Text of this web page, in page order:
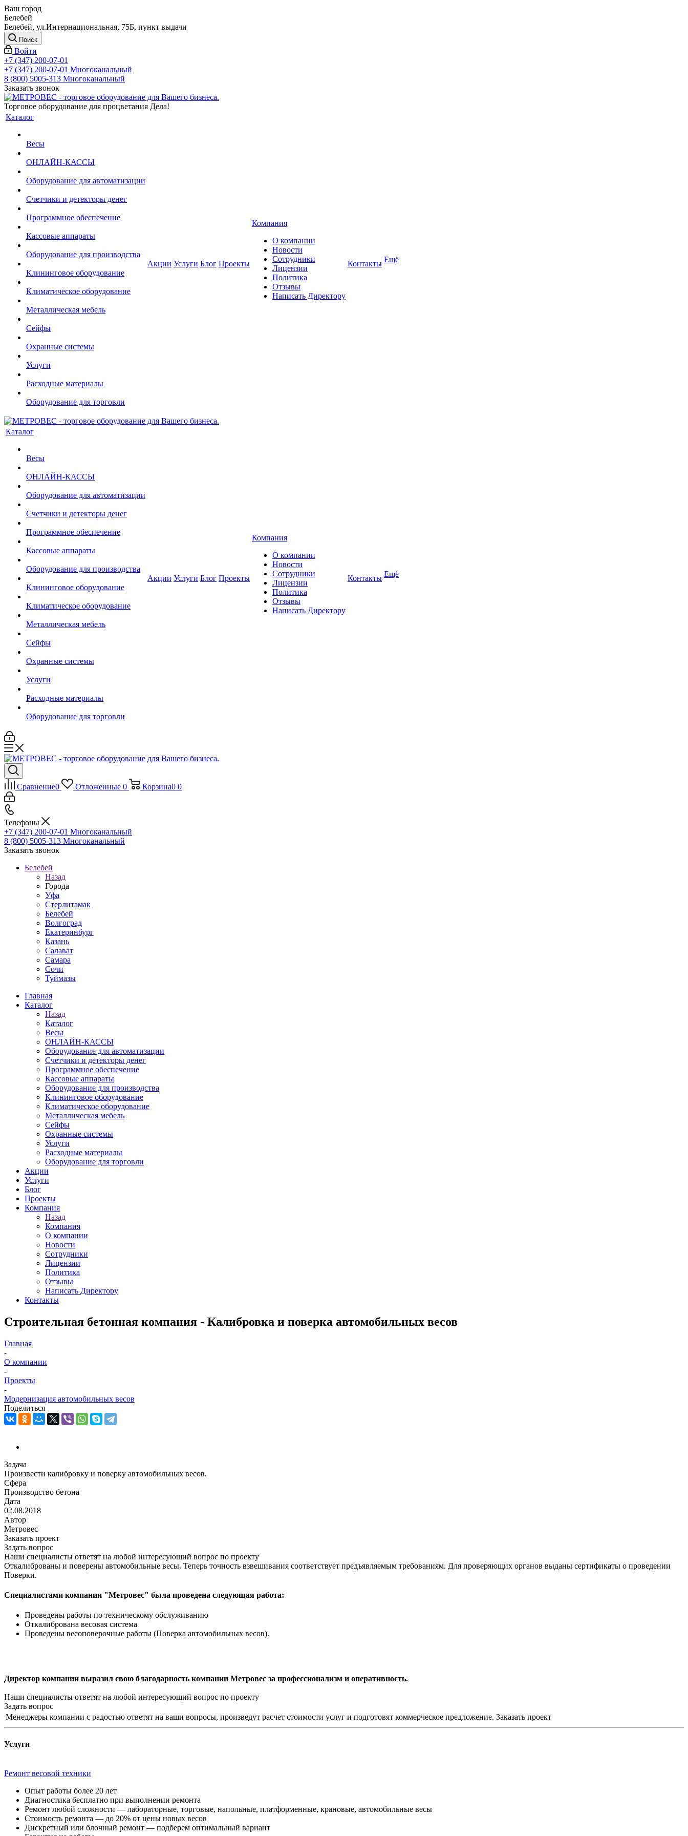
Ваш город
Белебей
Белебей, ул.Интернациональная, 75Б, пункт выдачи
Поиск
Войти
+7 (347) 200-07-01
+7 (347) 200-07-01 Многоканальный
8 (800) 5005-313 Многоканальный
Заказать звонок
Торговое оборудование для процветания Дела!
Каталог
Весы
ОНЛАЙН-КАССЫ
Оборудование для автоматизации
Счетчики и детекторы денег
Программное обеспечение
Кассовые аппараты
Оборудование для производства
Клининговое оборудование
Климатическое оборудование
Металлическая мебель
Сейфы
Охранные системы
Услуги
Расходные материалы
Оборудование для торговли
Акции Услуги Блог Проекты
Компания
О компании
Новости
Сотрудники
Лицензии
Политика
Отзывы
Написать Директору
Контакты Ещё
Каталог
Весы
ОНЛАЙН-КАССЫ
Оборудование для автоматизации
Счетчики и детекторы денег
Программное обеспечение
Кассовые аппараты
Оборудование для производства
Клининговое оборудование
Климатическое оборудование
Металлическая мебель
Сейфы
Охранные системы
Услуги
Расходные материалы
Оборудование для торговли
Акции Услуги Блог Проекты
Компания
О компании
Новости
Сотрудники
Лицензии
Политика
Отзывы
Написать Директору
Контакты Ещё
Сравнение0 Отложенные 0 Корзина0 0
Телефоны
+7 (347) 200-07-01 Многоканальный
8 (800) 5005-313 Многоканальный
Заказать звонок
Белебей
Назад
Города
Уфа
Стерлитамак
Белебей
Волгоград
Екатеринбург
Казань
Салават
Самара
Сочи
Туймазы
Главная
Каталог
Назад
Каталог
Весы
ОНЛАЙН-КАССЫ
Оборудование для автоматизации
Счетчики и детекторы денег
Программное обеспечение
Кассовые аппараты
Оборудование для производства
Клининговое оборудование
Климатическое оборудование
Металлическая мебель
Сейфы
Охранные системы
Услуги
Расходные материалы
Оборудование для торговли
Акции
Услуги
Блог
Проекты
Компания
Назад
Компания
О компании
Новости
Сотрудники
Лицензии
Политика
Отзывы
Написать Директору
Контакты
Строительная бетонная компания - Калибровка и поверка автомобильных весов
Главная
-
О компании
-
Проекты
-
Модернизация автомобильных весов
Поделиться
Задача
Произвести калибровку и поверку автомобильных весов.
Сфера
Производство бетона
Дата
02.08.2018
Автор
Метровес
Заказать проект
Задать вопрос
Наши специалисты ответят на любой интересующий вопрос по проекту
Откалиброваны и поверены автомобильные весы. Теперь точность взвешивания соответствует предъявляемым требованиям. Для проверяющих органов выданы сертификаты о проведении
Поверки.
Специалистами компании "Метровес" была проведена следующая работа:
Проведены работы по техническому обслуживанию
Откалибрована весовая система
Проведены весоповерочные работы (Поверка автомобильных весов).
Директор компании выразил свою благодарность компании Метровес за профессионализм и оперативность.
Наши специалисты ответят на любой интересующий вопрос по проекту
Задать вопрос
Менеджеры компании с радостью ответят на ваши вопросы, произведут расчет стоимости услуг и подготовят коммерческое предложение. Заказать проект
Услуги
Ремонт весовой техники
Опыт работы более 20 лет
Диагностика бесплатно при выполнении ремонта
Ремонт любой сложности — лабораторные, торговые, напольные, платформенные, крановые, автомобильные весы
Стоимость ремонта — до 20% от цены новых весов
Дискретный или блочный ремонт — подберем оптимальный вариант